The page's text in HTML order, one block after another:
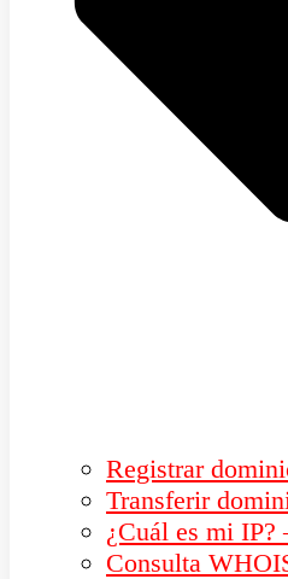
Registrar
Transferir
¿Cuál es mi IP?
Consulta